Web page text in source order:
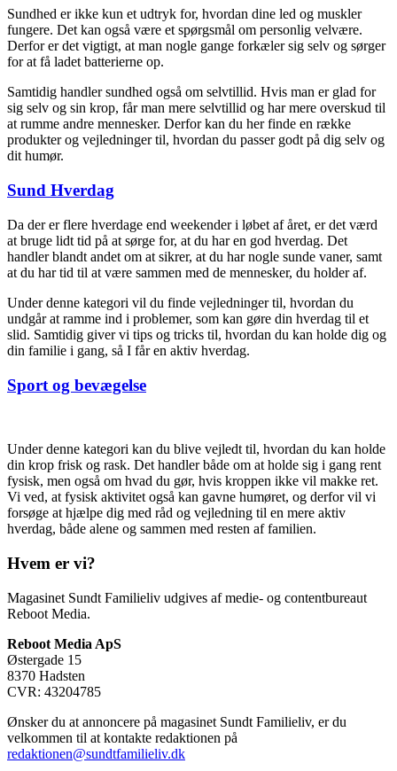
Sundhed er ikke kun et udtryk for, hvordan dine led og muskler
fungere. Det kan også være et spørgsmål om personlig velvære.
Derfor er det vigtigt, at man nogle gange forkæler sig selv og sørger
for at få ladet batterierne op.
Samtidig handler sundhed også om selvtillid. Hvis man er glad for
sig selv og sin krop, får man mere selvtillid og har mere overskud til
at rumme andre mennesker. Derfor kan du her finde en række
produkter og vejledninger til, hvordan du passer godt på dig selv og
dit humør.
Sund Hverdag
Da der er flere hverdage end weekender i løbet af året, er det værd
at bruge lidt tid på at sørge for, at du har en god hverdag. Det
handler blandt andet om at sikrer, at du har nogle sunde vaner, samt
at du har tid til at være sammen med de mennesker, du holder af.
Under denne kategori vil du finde vejledninger til, hvordan du
undgår at ramme ind i problemer, som kan gøre din hverdag til et
slid. Samtidig giver vi tips og tricks til, hvordan du kan holde dig og
din familie i gang, så I får en aktiv hverdag.
Sport og bevægelse
Under denne kategori kan du blive vejledt til, hvordan du kan holde
din krop frisk og rask. Det handler både om at holde sig i gang rent
fysisk, men også om hvad du gør, hvis kroppen ikke vil makke ret.
Vi ved, at fysisk aktivitet også kan gavne humøret, og derfor vil vi
forsøge at hjælpe dig med råd og vejledning til en mere aktiv
hverdag, både alene og sammen med resten af familien.
Hvem er vi?
Magasinet Sundt Familieliv udgives af medie- og contentbureaut
Reboot Media.
Reboot Media ApS
Østergade 15
8370 Hadsten
CVR: 43204785
Ønsker du at annoncere på magasinet Sundt Familieliv, er du
velkommen til at kontakte redaktionen på
redaktionen@sundtfamilieliv.dk